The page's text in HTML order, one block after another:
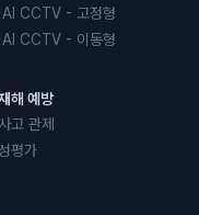
AI CCTV - 고정형
AI CCTV - 이동형
해 예방
고 관제
평가